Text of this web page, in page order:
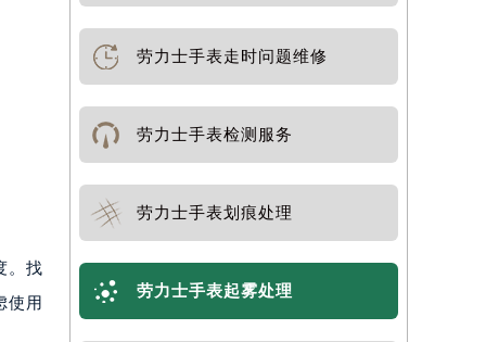
。找
使用
劳力士手表走时问题维修
劳力士手表检测服务
劳力士手表划痕处理
劳力士手表起雾处理